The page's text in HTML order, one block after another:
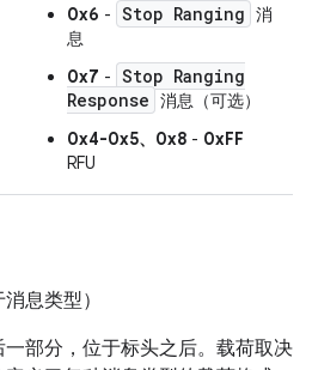
0x6 - Stop Ranging 消
息
0x7 - Stop Ranging
Response 消息（可选）
0x4-0x5、0x8 - 0xFF
RFU
息类型）
一部分，位于标头之后。载荷取决